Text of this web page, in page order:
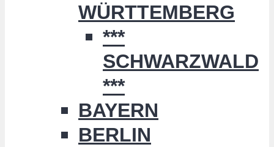
WÜRTTEMBERG
***
SCHWARZWALD
***
BAYERN
BERLIN